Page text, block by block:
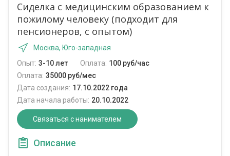
Cиделка c медицинским образованием к
пожилому человеку (подходит для
пенсионеров, с опытом)
Москва, Юго-западная
Опыт: 3-10 лет Оплата: 100 руб/час
Оплата: 35000 руб/мес
Дата создания: 17.10.2022 года
Дата начала работы: 20.10.2022
Связаться с нанимателем
Описание